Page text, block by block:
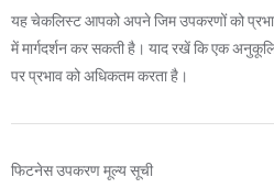
यह चेकलिस्ट आपको अपने जिम उपकरणों को
में मार्गदर्शन कर सकती है। याद रखें कि एक
पर प्रभाव को अधिकतम करता है।
फिटनेस उपकरण मूल्य सूची